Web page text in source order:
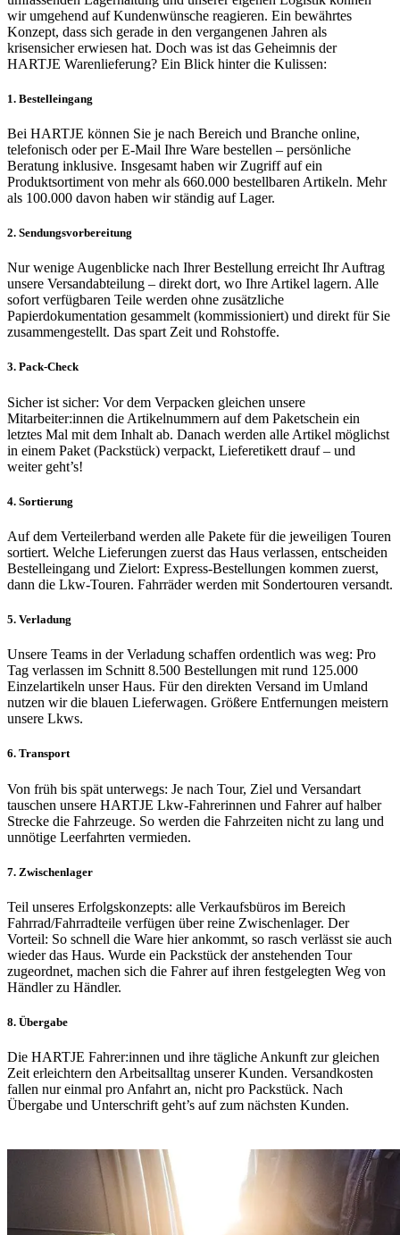
wir umgehend auf Kundenwünsche reagieren. Ein bewährtes
Konzept, dass sich gerade in den vergangenen Jahren als
krisensicher erwiesen hat. Doch was ist das Geheimnis der
HARTJE Warenlieferung? Ein Blick hinter die Kulissen:
1. Bestelleingang
Bei HARTJE können Sie je nach Bereich und Branche online,
telefonisch oder per E-Mail Ihre Ware bestellen – persönliche
Beratung inklusive. Insgesamt haben wir Zugriff auf ein
Produktsortiment von mehr als 660.000 bestellbaren Artikeln. Mehr
als 100.000 davon haben wir ständig auf Lager.
2. Sendungsvorbereitung
Nur wenige Augenblicke nach Ihrer Bestellung erreicht Ihr Auftrag
unsere Versandabteilung – direkt dort, wo Ihre Artikel lagern. Alle
sofort verfügbaren Teile werden ohne zusätzliche
Papierdokumentation gesammelt (kommissioniert) und direkt für Sie
zusammengestellt. Das spart Zeit und Rohstoffe.
3. Pack-Check
Sicher ist sicher: Vor dem Verpacken gleichen unsere
Mitarbeiter:innen die Artikelnummern auf dem Paketschein ein
letztes Mal mit dem Inhalt ab. Danach werden alle Artikel möglichst
in einem Paket (Packstück) verpackt, Lieferetikett drauf – und
weiter geht’s!
4. Sortierung
Auf dem Verteilerband werden alle Pakete für die jeweiligen Touren
sortiert. Welche Lieferungen zuerst das Haus verlassen, entscheiden
Bestelleingang und Zielort: Express-Bestellungen kommen zuerst,
dann die Lkw-Touren. Fahrräder werden mit Sondertouren versandt.
5. Verladung
Unsere Teams in der Verladung schaffen ordentlich was weg: Pro
Tag verlassen im Schnitt 8.500 Bestellungen mit rund 125.000
Einzelartikeln unser Haus. Für den direkten Versand im Umland
nutzen wir die blauen Lieferwagen. Größere Entfernungen meistern
unsere Lkws.
6. Transport
Von früh bis spät unterwegs: Je nach Tour, Ziel und Versandart
tauschen unsere HARTJE Lkw-Fahrerinnen und Fahrer auf halber
Strecke die Fahrzeuge. So werden die Fahrzeiten nicht zu lang und
unnötige Leerfahrten vermieden.
7. Zwischenlager
Teil unseres Erfolgskonzepts: alle Verkaufsbüros im Bereich
Fahrrad/Fahrradteile verfügen über reine Zwischenlager. Der
Vorteil: So schnell die Ware hier ankommt, so rasch verlässt sie auch
wieder das Haus. Wurde ein Packstück der anstehenden Tour
zugeordnet, machen sich die Fahrer auf ihren festgelegten Weg von
Händler zu Händler.
8. Übergabe
Die HARTJE Fahrer:innen und ihre tägliche Ankunft zur gleichen
Zeit erleichtern den Arbeitsalltag unserer Kunden. Versandkosten
fallen nur einmal pro Anfahrt an, nicht pro Packstück. Nach
Übergabe und Unterschrift geht’s auf zum nächsten Kunden.